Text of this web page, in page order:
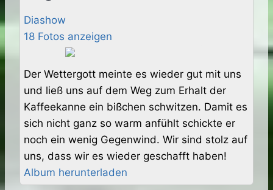
Diashow
18 Fotos anzeigen
Der Wettergott meinte es wieder gut mit uns
und ließ uns auf dem Weg zum Erhalt der
Kaffeekanne ein bißchen schwitzen. Damit es
sich nicht ganz so warm anfühlt schickte er
noch ein wenig Gegenwind. Wir sind stolz auf
uns, dass wir es wieder geschafft haben!
Album herunterladen